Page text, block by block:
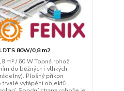
80W/0,8 m2
m² / 60 W Topná rohož
do běžných i vlhkých
Plošný příkon
trvalé vytápění objektů